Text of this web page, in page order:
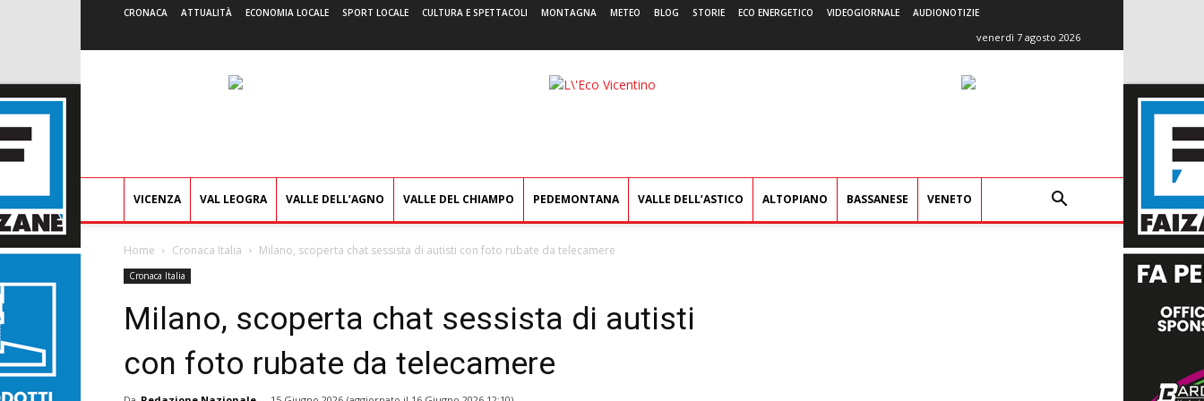
CRONACA ATTUALITÀ ECONOMIA LOCALE SPORT LOCALE CULTURA E SPETTACOLI MONTAGNA METEO BLOG STORIE ECO ENERGETICO VIDEOGIORNALE AUDIONOTIZIE
venerdì 7 agosto 2026
L'Eco
VICENZA VAL LEOGRA VALLE DELL’AGNO VALLE DEL CHIAMPO PEDEMONTANA VALLE DELL’ASTICO ALTOPIANO BASSANESE VENETO
Home Cronaca Italia Milano, scoperta chat sessista di autisti con foto rubate da telecamere
Cronaca Italia
Milano, scoperta chat sessista di autisti
con foto rubate da telecamere